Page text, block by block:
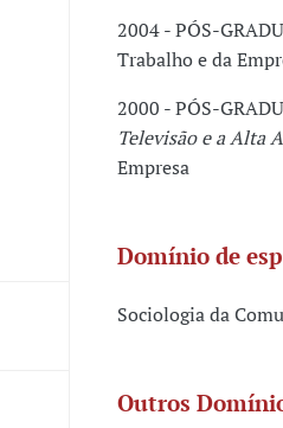
2004 - PÓS-
Trabalho e da
2000 - PÓS-
Televisão e a Alta
Empresa
Domínio de
Sociologia da
Outros